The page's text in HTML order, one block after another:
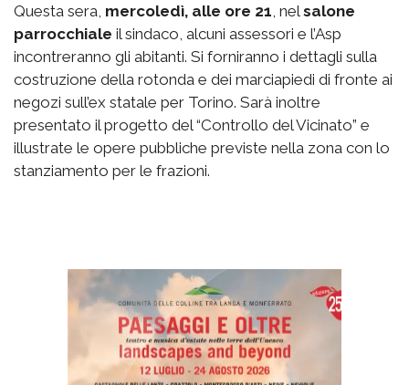
Questa sera, mercoledì, alle ore 21 , nel salone
parrocchiale il sindaco, alcuni assessori e l’Asp
incontreranno gli abitanti. Si forniranno i dettagli sulla
costruzione della rotonda e dei marciapiedi di fronte ai
negozi sull’ex statale per Torino. Sarà inoltre
presentato il progetto del “Controllo del Vicinato” e
illustrate le opere pubbliche previste nella zona con lo
stanziamento per le frazioni.